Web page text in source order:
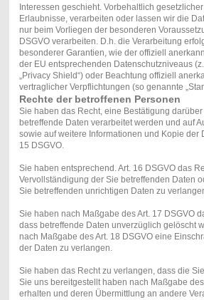
Interessen geschieht. Vorbehaltlich
Erlaubnisse, verarbeiten oder lassen wir die
nur beim Vorliegen der besonderen
DSGVO verarbeiten. D.h. die Verarbeitung
besonderer Garantien, wie der offiziell
der EU entsprechenden Datenschutzniveaus
„Privacy Shield“) oder Beachtung offiziell
vertraglicher Verpflichtungen (so genannte
Rechte der betroffenen Personen
Sie haben das Recht, eine Bestätigung
betreffende Daten verarbeitet werden und auf
sowie auf weitere Informationen und Kopie der
15 DSGVO.
Sie haben entsprechend. Art. 16 DSGVO das
Vervollständigung der Sie betreffenden Daten
Sie betreffenden unrichtigen Daten zu
Sie haben nach Maßgabe des Art. 17 DSGVO
dass betreffende Daten unverzüglich gelöscht
nach Maßgabe des Art. 18 DSGVO eine
der Daten zu verlangen.
Sie haben das Recht zu verlangen, dass die
Sie uns bereitgestellt haben nach Maßgabe
erhalten und deren Übermittlung an andere